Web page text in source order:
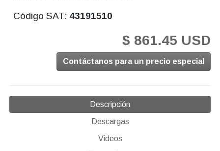
Código SAT: 43191510
$ 861.45 USD
Contáctanos para un precio especial
Descripción
Descargas
Videos